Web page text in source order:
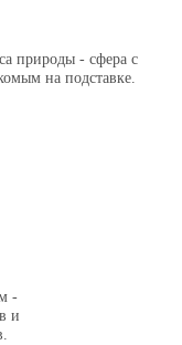
природы - сфера с
на подставке.
-
и